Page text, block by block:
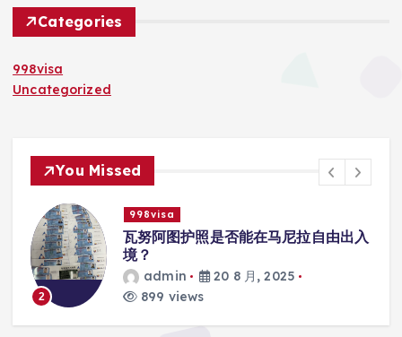
Categories
998visa
Uncategorized
You Missed
2
998visa
瓦努阿图护照是否能在马尼拉自由出入
境？
admin
20 8 月, 2025
899 views